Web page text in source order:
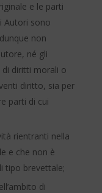
e le parti
Autori sono
non
né gli
di diritti morali o
diritto, sia per
parti di cui
rientranti nella
e che non è
tipo brevettale;
di